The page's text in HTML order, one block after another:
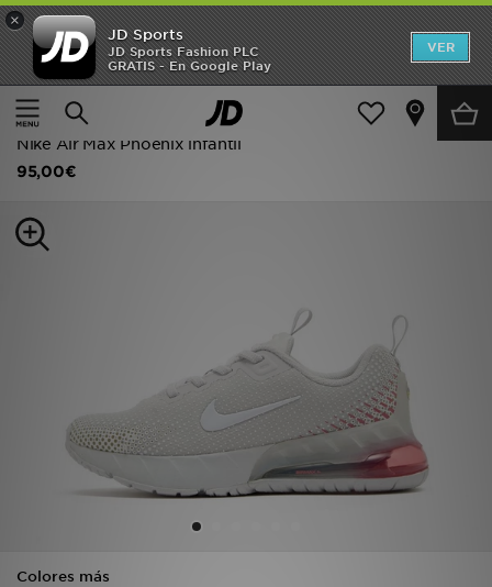
×
JD Sports
JD Sports Fashion PLC
GRATIS - En Google Play
VER
Página principal
Niños
Calzado infantil (tallas 28-35)
Nike Air Max Phoenix infantil
95,00€
Colores más
Hombre
Mujer
Niños
Estilo
Ofertas
TARJETA REGALO